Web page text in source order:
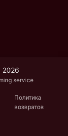
2026
service
Политика
возвратов